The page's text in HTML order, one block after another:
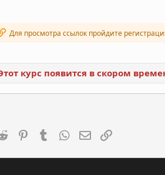
Для просмотра ссылок пройдите
курс появится в скором
Reddit PinterestTumblr WhatsAppЭлектронная почта